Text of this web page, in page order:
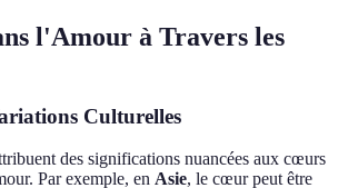
l'Amour à Travers les
Culturelles
des significations nuancées aux cœurs
Par exemple, en Asie, le cœur peut être